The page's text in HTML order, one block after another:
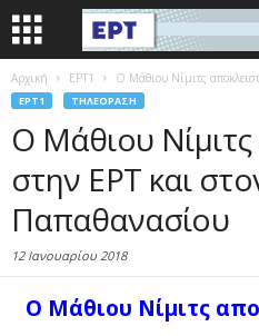
Αρχική EΡΤ1 Ο Μάθιου Νίμιτς
EΡΤ1 ΤΗΛΕΌΡΑΣΗ
Ο Μάθιου Νίμιτς
στην ΕΡΤ και
Παπαθανασίου
12 Ιανουαρίου 2018
Ο Μάθιου Νίμιτς